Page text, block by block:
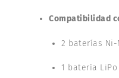
Compatibilidad
2 baterías Ni-
1 batería LiPo